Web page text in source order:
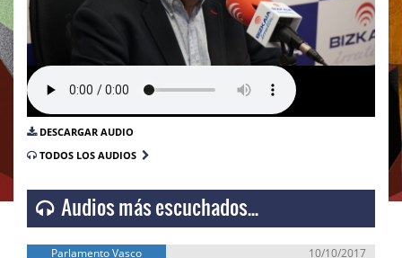
DESCARGAR AUDIO
TODOS LOS AUDIOS
Audios más escuchados...
Parlamento Vasco 10/10/2017